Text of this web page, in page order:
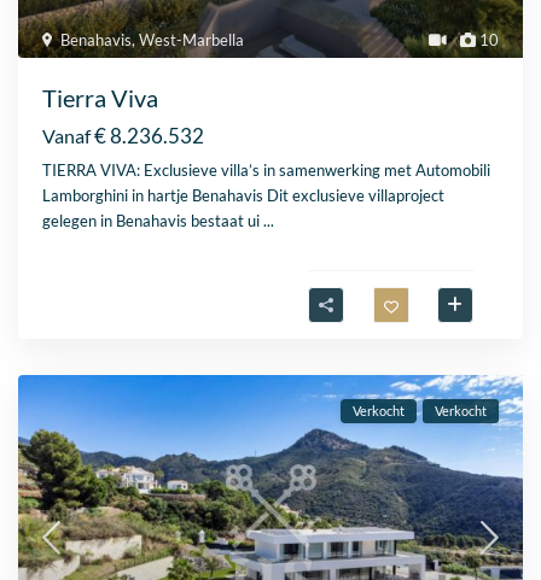
10
Benahavis,West-Marbella
Tierra Viva
Vanaf€ 8.236.532
TIERRA VIVA: Exclusieve villa’s in samenwerking met Automobili
Lamborghini in hartje Benahavis Dit exclusieve villaproject
gelegen in Benahavis bestaat ui...
Verkocht Verkocht